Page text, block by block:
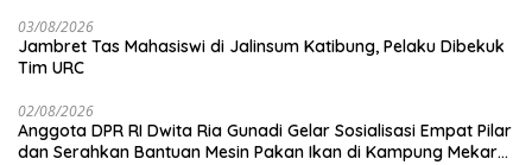
03/08/2026
Jambret Tas Mahasiswi di Jalinsum Katibung, Pelaku Dibekuk
Tim URC
02/08/2026
Anggota DPR RI Dwita Ria Gunadi Gelar Sosialisasi Empat Pilar
dan Serahkan Bantuan Mesin Pakan Ikan di Kampung Mekar